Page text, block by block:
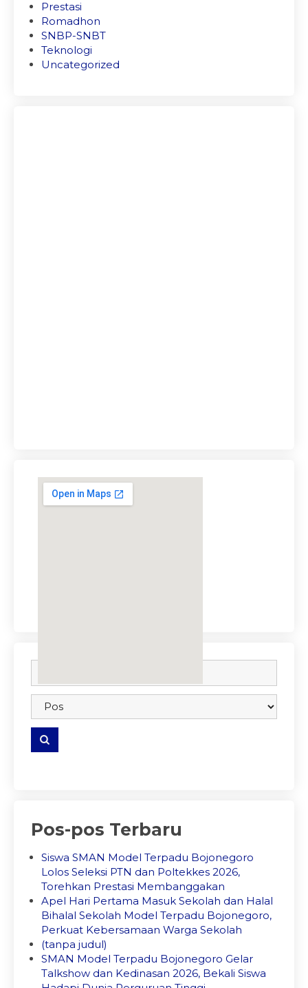
Prestasi
Romadhon
SNBP-SNBT
Teknologi
Uncategorized
embedgooglemap.net
Pos-pos Terbaru
Siswa SMAN Model Terpadu Bojonegoro
Lolos Seleksi PTN dan Poltekkes 2026,
Torehkan Prestasi Membanggakan
Apel Hari Pertama Masuk Sekolah dan Halal
Bihalal Sekolah Model Terpadu Bojonegoro,
Perkuat Kebersamaan Warga Sekolah
(tanpa judul)
SMAN Model Terpadu Bojonegoro Gelar
Talkshow dan Kedinasan 2026, Bekali Siswa